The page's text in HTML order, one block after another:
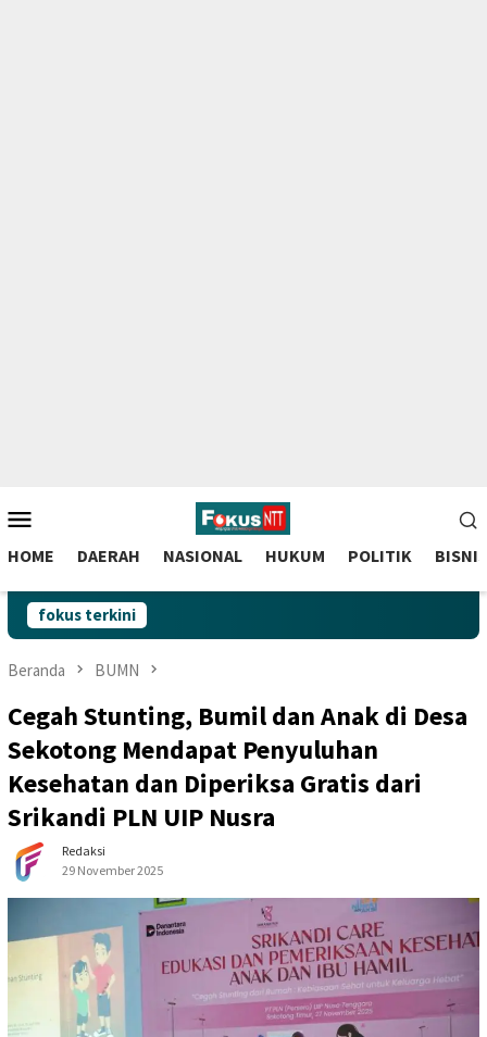
to
contentMobile
HOME DAERAH NASIONAL HUKUM POLITIK BISNIS
fokus terkini
Beranda BUMN
Cegah Stunting, Bumil dan Anak di Desa
Sekotong Mendapat Penyuluhan
Kesehatan dan Diperiksa Gratis dari
Srikandi PLN UIP Nusra
Redaksi
29 November 2025